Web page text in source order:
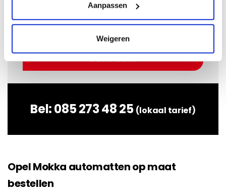
Aanpassen
Weigeren
Bel:085 273 48 25 (lokaal tarief)
Opel Mokka automatten op maat
bestellen